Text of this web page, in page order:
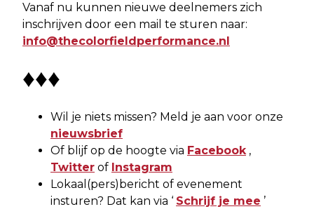
Vanaf nu kunnen nieuwe deelnemers zich
inschrijven door een mail te sturen naar:
info@thecolorfieldperformance.nl
♦♦♦
Wil je niets missen? Meld je aan voor onze
nieuwsbrief
Of blijf op de hoogte via Facebook ,
Twitter of Instagram
Lokaal(pers)bericht of evenement
insturen? Dat kan via ‘ Schrijf je mee ’